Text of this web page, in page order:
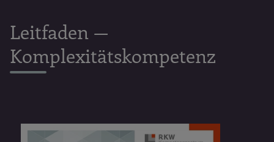
Leitfaden —
Komplexitätskompetenz